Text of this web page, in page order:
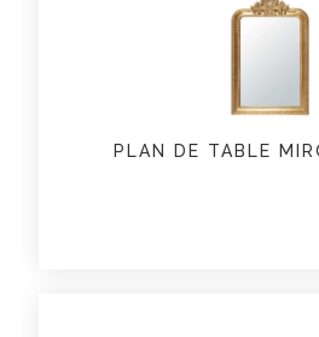
PLAN DE TABLE